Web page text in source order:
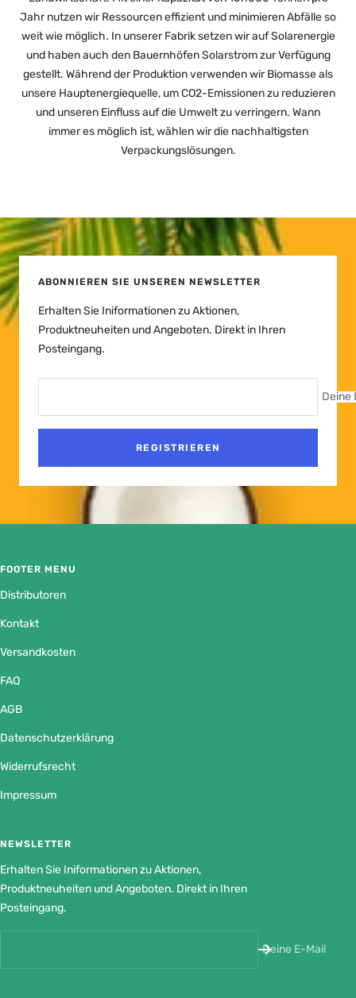
Jahr nutzen wir Ressourcen effizient und minimieren Abfälle so
weit wie möglich. In unserer Fabrik setzen wir auf Solarenergie
und haben auch den Bauernhöfen Solarstrom zur Verfügung
gestellt. Während der Produktion verwenden wir Biomasse als
unsere Hauptenergiequelle, um CO2-Emissionen zu reduzieren
und unseren Einfluss auf die Umwelt zu verringern. Wann
immer es möglich ist, wählen wir die nachhaltigsten
Verpackungslösungen.
ABONNIEREN SIE UNSEREN NEWSLETTER
Erhalten Sie Iniformationen zu Aktionen,
Produktneuheiten und Angeboten. Direkt in Ihren
Posteingang.
Deine
REGISTRIEREN
FOOTER MENU
Distributoren
Kontakt
Versandkosten
FAQ
AGB
Datenschutzerklärung
Widerrufsrecht
Impressum
NEWSLETTER
Erhalten Sie Iniformationen zu Aktionen,
Produktneuheiten und Angeboten. Direkt in Ihren
Posteingang.
Deine E-Mail